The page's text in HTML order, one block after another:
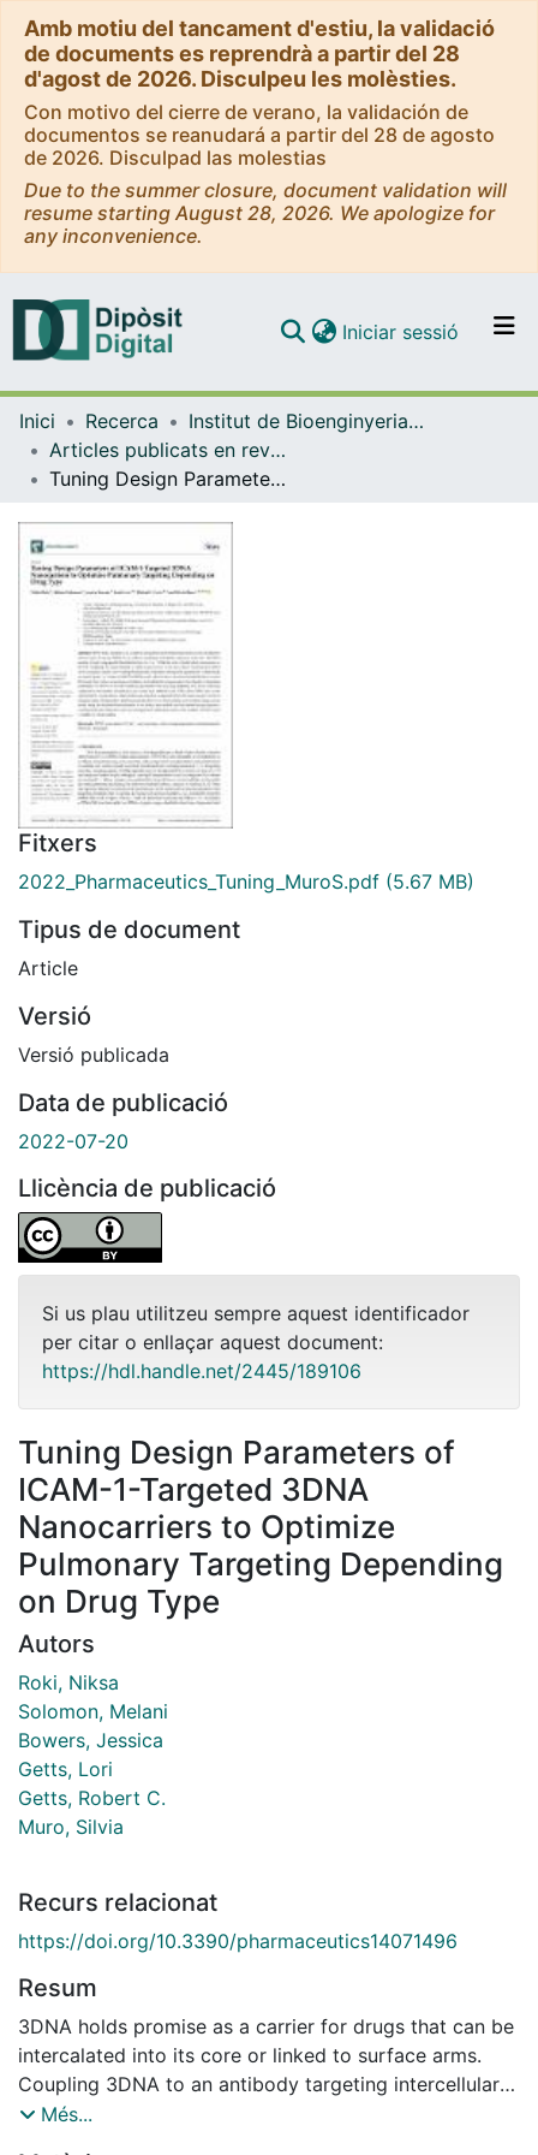
Amb motiu del tancament d'estiu, la validació
de documents es reprendrà a partir del 28
d'agost de 2026. Disculpeu les molèsties.
Con motivo del cierre de verano, la validación de
documentos se reanudará a partir del 28 de agosto
de 2026. Disculpad las molestias
Due to the summer closure, document validation will
resume starting August 28, 2026. We apologize for
any inconvenience.
Navega per tot el DD
Com publicar
Iniciar sessió (current)
Inici Recerca
Institut de Bioenginyeria de Catalunya (IBEC)
Articles publicats en revistes (Institut de Bioenginyeria de Catalunya (IBEC))
Tuning Design Parameters of ICAM-1-Targeted 3DNA Nanocarriers to Optimize Pulmonary Targeting Depending on Drug Type
Fitxers
2022_Pharmaceutics_Tuning_MuroS.pdf (5.67 MB)
Tipus de document
Article
Versió
Versió publicada
Data de publicació
2022-07-20
Llicència de publicació
Si us plau utilitzeu sempre aquest identificador
per citar o enllaçar aquest document:
https://hdl.handle.net/2445/189106
Tuning Design Parameters of
ICAM-1-Targeted 3DNA
Nanocarriers to Optimize
Pulmonary Targeting Depending
on Drug Type
Autors
Roki, Niksa
Solomon, Melani
Bowers, Jessica
Getts, Lori
Getts, Robert C.
Muro, Silvia
Recurs relacionat
https://doi.org/10.3390/pharmaceutics14071496
Resum
3DNA holds promise as a carrier for drugs that can be
intercalated into its core or linked to surface arms.
Coupling 3DNA to an antibody targeting intercellular
adhesion molecule 1 (ICAM-1) results in high lung-
Més...